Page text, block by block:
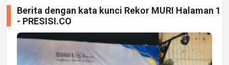
Berita dengan kata kunci Rekor MURI Halaman 1
- PRESISI.CO